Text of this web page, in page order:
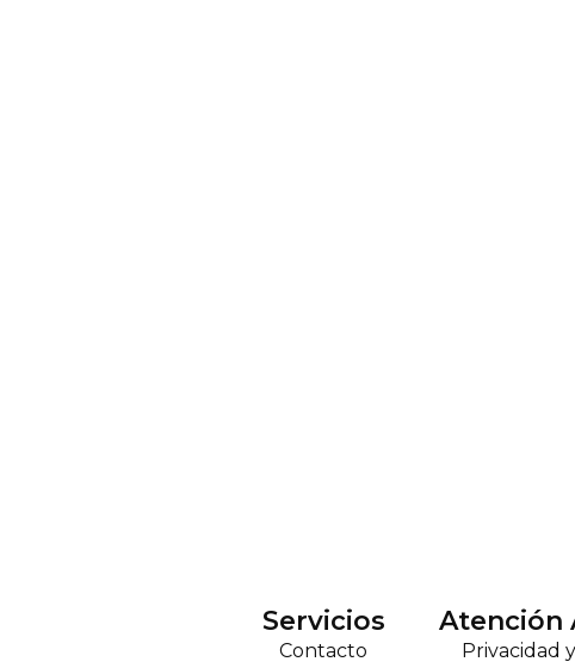
Servicios
Contacto
Atención
Privacidad